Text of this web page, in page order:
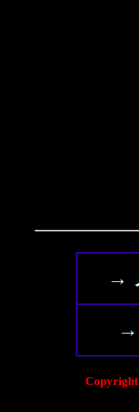
→
→
Copyright